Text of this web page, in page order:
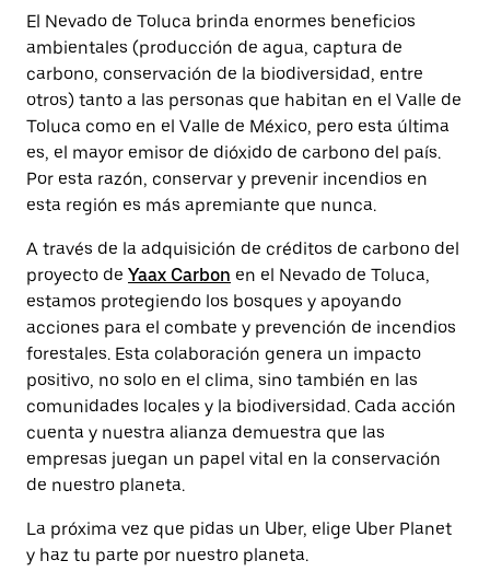
El Nevado de Toluca brinda enormes beneficios
ambientales (producción de agua, captura de
carbono, conservación de la biodiversidad, entre
otros) tanto a las personas que habitan en el Valle de
Toluca como en el Valle de México, pero esta última
es, el mayor emisor de dióxido de carbono del país.
Por esta razón, conservar y prevenir incendios en
esta región es más apremiante que nunca.
A través de la adquisición de créditos de carbono del
proyecto de Yaax Carbon en el Nevado de Toluca,
estamos protegiendo los bosques y apoyando
acciones para el combate y prevención de incendios
forestales. Esta colaboración genera un impacto
positivo, no solo en el clima, sino también en las
comunidades locales y la biodiversidad. Cada acción
cuenta y nuestra alianza demuestra que las
empresas juegan un papel vital en la conservación
de nuestro planeta.
La próxima vez que pidas un Uber, elige Uber Planet
y haz tu parte por nuestro planeta.